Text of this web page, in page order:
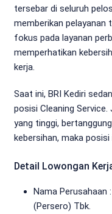
tersebar di seluruh
memberikan pelayanan
fokus pada layanan
memperhatikan
kerja.
Saat ini, BRI Kediri
posisi Cleaning
yang tinggi,
kebersihan, maka
Detail Lowongan
Nama Perusahaan :
(Persero) Tbk.